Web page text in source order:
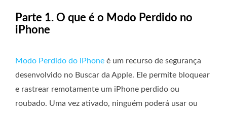
Parte 1. O que é o Modo Perdido no
iPhone
Modo Perdido do iPhone é um recurso de segurança
desenvolvido no Buscar da Apple. Ele permite bloquear
e rastrear remotamente um iPhone perdido ou
roubado. Uma vez ativado, ninguém poderá usar ou